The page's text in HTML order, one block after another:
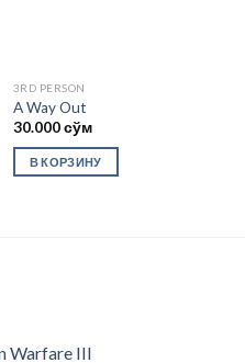
3RD PERSON
A Way Out
30.000сўм
В КОРЗИНУ
Warfare III